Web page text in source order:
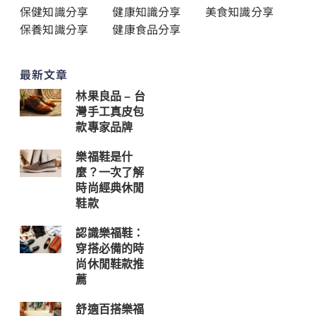
保健知識分享 健康知識分享
美食知識分享
保養知識分享
健康食品分享
最新文章
林果良品 – 台
灣手工真皮包
款專家品牌
樂福鞋是什
麼？一次了解
時尚經典休閒
鞋款
認識樂福鞋：
穿搭必備的時
尚休閒鞋款推
薦
舒適百搭樂福